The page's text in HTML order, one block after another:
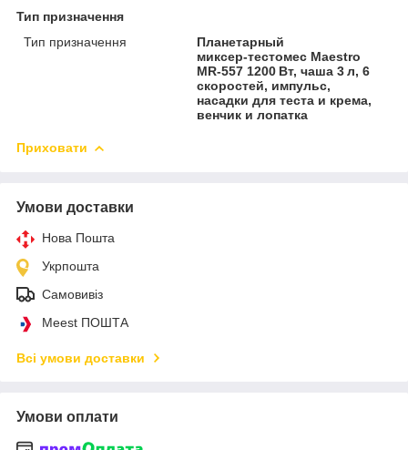
Тип призначення
Тип призначення
Планетарный
миксер‑тестомес Maestro
MR‑557 1200 Вт, чаша 3 л, 6
скоростей, импульс,
насадки для теста и крема,
венчик и лопатка
Приховати
Умови доставки
Нова Пошта
Укрпошта
Самовивіз
Meest ПОШТА
Всі умови доставки
Умови оплати